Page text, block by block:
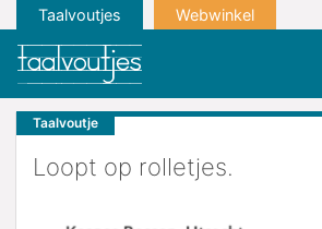
Taalvoutjes Webwinkel
Taalvoutje
Loopt op rolletjes.